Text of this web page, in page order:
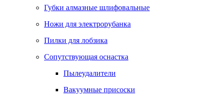
Губки алмазные шлифовальные
Ножи для электрорубанка
Пилки для лобзика
Сопутствующая оснастка
Пылеудалители
Вакуумные присоски